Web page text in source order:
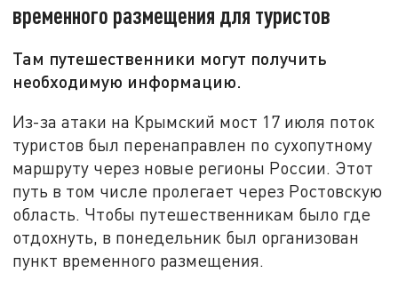
временного размещения для туристов
Там путешественники могут получить
необходимую информацию.
Из-за атаки на Крымский мост 17 июля поток
туристов был перенаправлен по сухопутному
маршруту через новые регионы России. Этот
путь в том числе пролегает через Ростовскую
область. Чтобы путешественникам было где
отдохнуть, в понедельник был организован
пункт временного размещения.